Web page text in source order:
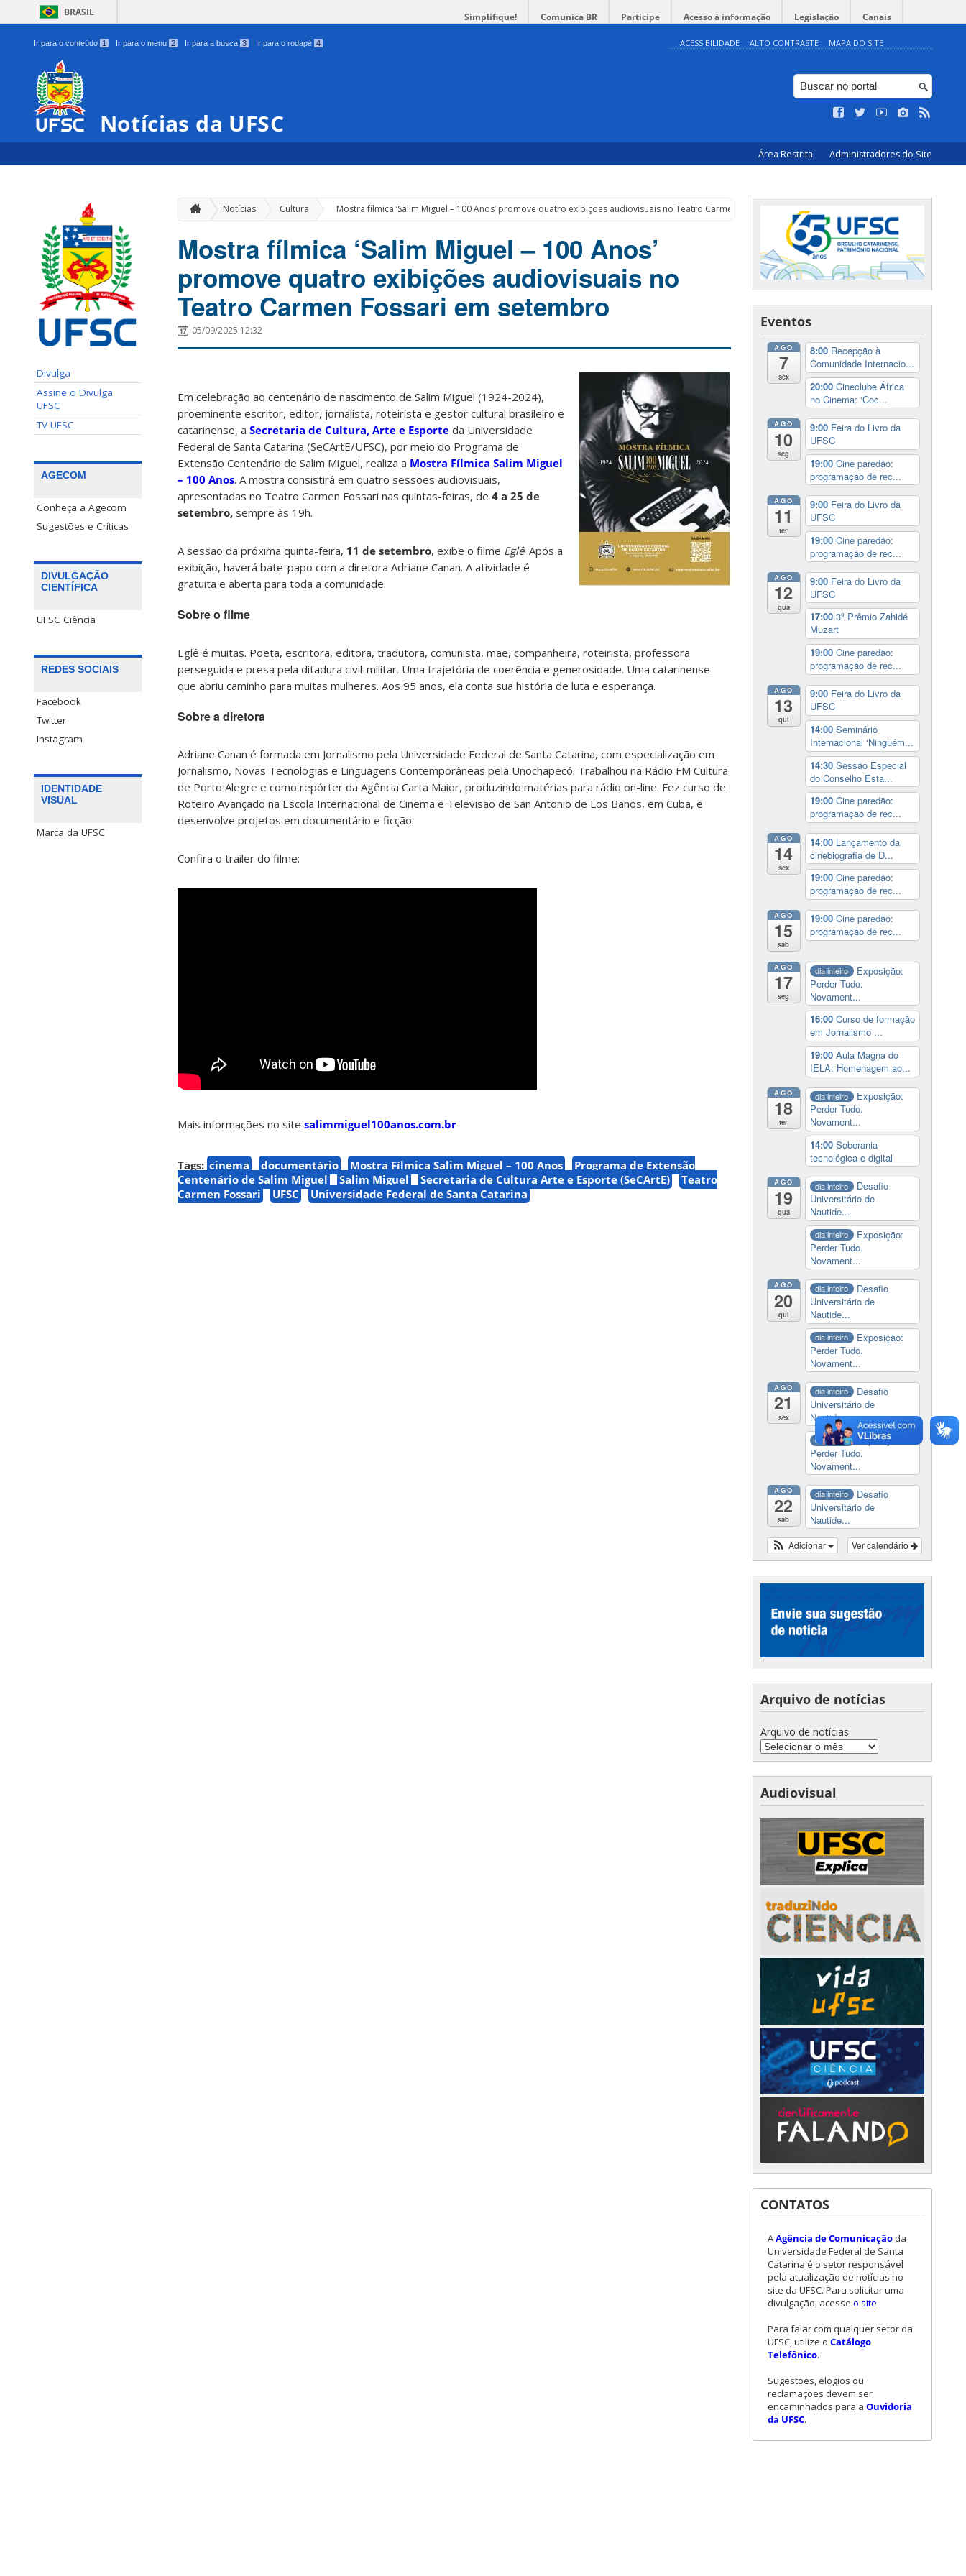
BRASIL Simplifique! Comunica BR Participe Acesso à informação Legislação Canais
Ir para o conteúdo 1 Ir para o menu 2 Ir para a busca 3 Ir para o rodapé 4 ACESSIBILIDADE ALTO CONTRASTE MAPA DO SITE
Notícias da UFSC
Área Restrita Administradores do Site
Divulga
Assine o Divulga
UFSC
TV UFSC
AGECOM
Conheça a Agecom
Sugestões e Críticas
DIVULGAÇÃO
CIENTÍFICA
UFSC Ciência
REDES SOCIAIS
Facebook
Twitter
Instagram
IDENTIDADE
VISUAL
Marca da UFSC
Notícias Cultura » Mostra fílmica ‘Salim Miguel – 100 Anos’ promove quatro exibições audiovisuais no Teatro Carmen Fossari em setembro
Mostra fílmica ‘Salim Miguel – 100 Anos’
promove quatro exibições audiovisuais no
Teatro Carmen Fossari em setembro
05/09/2025 12:32
Em celebração ao centenário de nascimento de Salim Miguel (1924-2024),
proeminente escritor, editor, jornalista, roteirista e gestor cultural brasileiro e
catarinense, a Secretaria de Cultura, Arte e Esporte da Universidade
Federal de Santa Catarina (SeCArtE/UFSC), por meio do Programa de
Extensão Centenário de Salim Miguel, realiza a Mostra Fílmica Salim Miguel
– 100 Anos. A mostra consistirá em quatro sessões audiovisuais,
apresentadas no Teatro Carmen Fossari nas quintas-feiras, de 4 a 25 de
setembro, sempre às 19h.
A sessão da próxima quinta-feira, 11 de setembro, exibe o filme Eglê. Após a
exibição, haverá bate-papo com a diretora Adriane Canan. A atividade é
gratuita e aberta para toda a comunidade.
Sobre o filme
Eglê é muitas. Poeta, escritora, editora, tradutora, comunista, mãe, companheira, roteirista, professora
perseguida e presa pela ditadura civil-militar. Uma trajetória de coerência e generosidade. Uma catarinense
que abriu caminho para muitas mulheres. Aos 95 anos, ela conta sua história de luta e esperança.
Sobre a diretora
Adriane Canan é formada em Jornalismo pela Universidade Federal de Santa Catarina, com especialização em
Jornalismo, Novas Tecnologias e Linguagens Contemporâneas pela Unochapecó. Trabalhou na Rádio FM Cultura
de Porto Alegre e como repórter da Agência Carta Maior, produzindo matérias para rádio on-line. Fez curso de
Roteiro Avançado na Escola Internacional de Cinema e Televisão de San Antonio de Los Baños, em Cuba, e
desenvolve projetos em documentário e ficção.
Confira o trailer do filme:
Mais informações no site salimmiguel100anos.com.br
Tags: cinema documentário Mostra Fílmica Salim Miguel – 100 Anos
Programa de Extensão
Centenário de Salim Miguel
Salim Miguel Secretaria de Cultura Arte e Esporte (SeCArtE)
Teatro
Carmen Fossari
UFSC Universidade Federal de Santa Catarina
Eventos
AGO
7
sex
8:00 Recepção à
Comunidade Internacio...
20:00 Cineclube África
no Cinema: ‘Coc...
AGO
10
seg
9:00 Feira do Livro da
UFSC
19:00 Cine paredão:
programação de rec...
AGO
11
ter
9:00 Feira do Livro da
UFSC
19:00 Cine paredão:
programação de rec...
AGO
12
qua
9:00 Feira do Livro da
UFSC
17:00 3º Prêmio Zahidé
Muzart
19:00 Cine paredão:
programação de rec...
AGO
13
qui
9:00 Feira do Livro da
UFSC
14:00 Seminário
Internacional ‘Ninguém...
14:30 Sessão Especial
do Conselho Esta...
19:00 Cine paredão:
programação de rec...
AGO
14
sex
14:00 Lançamento da
cinebiografia de D...
19:00 Cine paredão:
programação de rec...
AGO
15
sáb
19:00 Cine paredão:
programação de rec...
AGO
17
seg
dia inteiro
Exposição:
Perder Tudo.
Novament...
16:00 Curso de formação
em Jornalismo ...
19:00 Aula Magna do
IELA: Homenagem ao...
AGO
18
ter
dia inteiro
Exposição:
Perder Tudo.
Novament...
14:00 Soberania
tecnológica e digital
AGO
19
qua
dia inteiro
Desafio
Universitário de
Nautide...
dia inteiro
Exposição:
Perder Tudo.
Novament...
AGO
20
qui
dia inteiro
Desafio
Universitário de
Nautide...
dia inteiro
Exposição:
Perder Tudo.
Novament...
AGO
21
sex
dia inteiro
Desafio
Universitário de
Nautide...
dia inteiro
Exposição:
Perder Tudo.
Novament...
AGO
22
sáb
dia inteiro
Desafio
Universitário de
Nautide...
Ver calendário
Adicionar
Arquivo de notícias
Arquivo de notícias
Audiovisual
CONTATOS
AAgência de Comunicação da
Universidade Federal de Santa
Catarina é o setor responsável
pela atualização de notícias no
site da UFSC. Para solicitar uma
divulgação, acesse o site.
Para falar com qualquer setor da
UFSC, utilize o Catálogo
Telefônico.
Sugestões, elogios ou
reclamações devem ser
encaminhados para a Ouvidoria
da UFSC.